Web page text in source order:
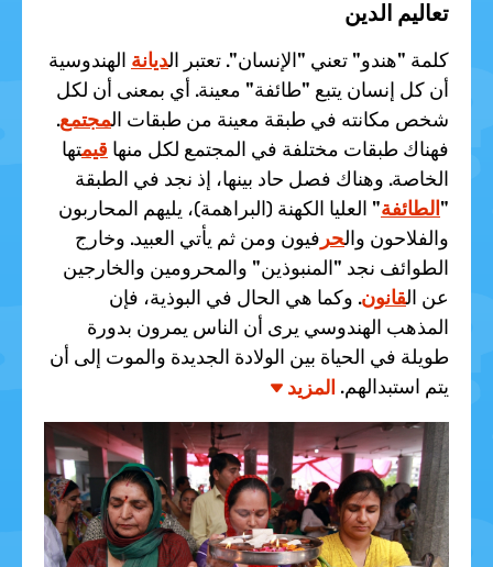
تعاليم الدين
كلمة "هندو" تعني "الإنسان". تعتبر الديانة الهندوسية
أن كل إنسان يتبع "طائفة" معينة. أي بمعنى أن لكل
شخص مكانته في طبقة معينة من طبقات المجتمع.
فهناك طبقات مختلفة في المجتمع لكل منها قيمتها
الخاصة. وهناك فصل حاد بينها، إذ نجد في الطبقة
" الطائفة" العليا الكهنة (البراهمة)، يليهم المحاربون
والفلاحون والحر فيون ومن ثم يأتي العبيد. وخارج
الطوائف نجد "المنبوذين" والمحرومين والخارجين
عن القانون. وكما هي الحال في البوذية، فإن
المذهب الهندوسي يرى أن الناس يمرون بدورة
طويلة في الحياة بين الولادة الجديدة والموت إلى أن
يتم استبدالهم. المزيد